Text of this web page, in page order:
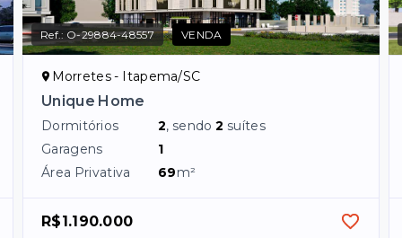
Ref.: O-29884-48557 VENDA
Morretes - Itapema/SC
Unique Home
Dormitórios 2, sendo2 suítes
Garagens
1
Área Privativa
69m²
R$1.190.000